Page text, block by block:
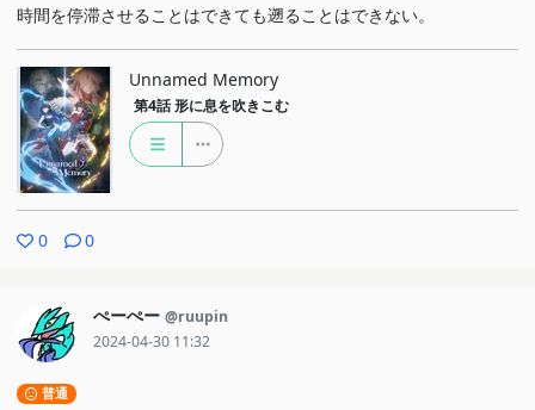
時間を停滞させることはできても遡ることはできない。
Unnamed Memory
第4話 形に息を吹きこむ
0 0
ぺーぺー @ruupin
2024-04-30 11:32
普通